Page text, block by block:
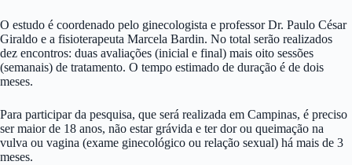
O estudo é coordenado pelo ginecologista e professor Dr. Paulo César
Giraldo e a fisioterapeuta Marcela Bardin. No total serão realizados
dez encontros: duas avaliações (inicial e final) mais oito sessões
(semanais) de tratamento. O tempo estimado de duração é de dois
meses.
Para participar da pesquisa, que será realizada em Campinas, é preciso
ser maior de 18 anos, não estar grávida e ter dor ou queimação na
vulva ou vagina (exame ginecológico ou relação sexual) há mais de 3
meses.